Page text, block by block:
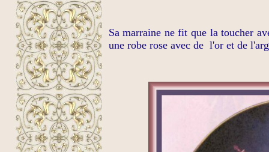
Sa marraine ne fit que la toucher
une robe rose avec de l'or et de